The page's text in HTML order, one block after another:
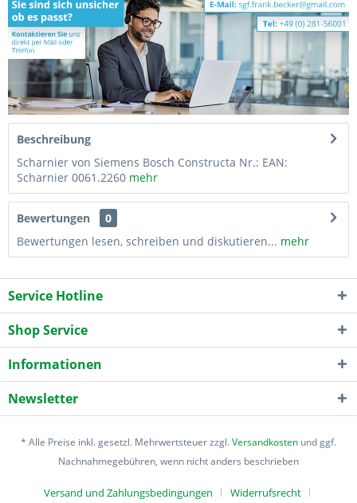
Beschreibung
Scharnier von Siemens Bosch Constructa Nr.: EAN:
Scharnier 0061.2260 mehr
Bewertungen
0
Bewertungen lesen, schreiben und diskutieren... mehr
Service Hotline
Shop Service
Informationen
Newsletter
* Alle Preise inkl. gesetzl. Mehrwertsteuer zzgl.Versandkosten und ggf.
Nachnahmegebühren, wenn nicht anders beschrieben
Versand und Zahlungsbedingungen Widerrufsrecht